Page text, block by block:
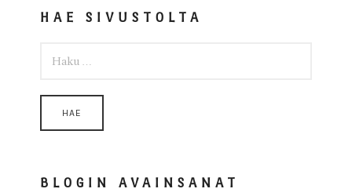
HAE SIVUSTOLTA
BLOGIN AVAINSANAT